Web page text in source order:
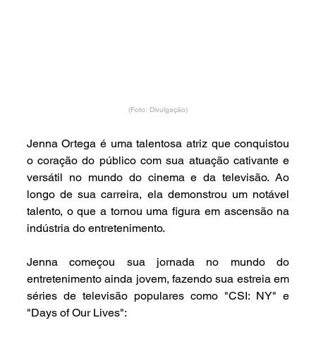
(Foto: Divulgação)
Jenna Ortega é uma talentosa atriz que conquistou
o coração do público com sua atuação cativante e
versátil no mundo do cinema e da televisão. Ao
longo de sua carreira, ela demonstrou um notável
talento, o que a tornou uma figura em ascensão na
indústria do entretenimento.
Jenna começou sua jornada no mundo do
entretenimento ainda jovem, fazendo sua estreia em
séries de televisão populares como "CSI: NY" e
"Days of Our Lives":